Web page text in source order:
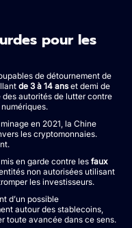
pour les
de détournement de
de 3 à 14 ans et demi de
autorités de lutter contre
en 2021, la Chine
les cryptomonnaies.
en garde contre les faux
non autorisées utilisant
les investisseurs.
d’un possible
autour des stablecoins,
toute avancée dans ce sens.